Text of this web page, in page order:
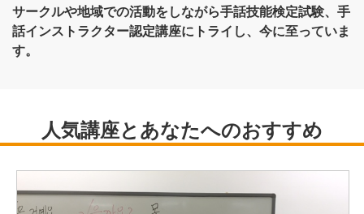
サークルや地域での活動をしながら手話技能検定試験、手
話インストラクター認定講座にトライし、今に至っていま
す。